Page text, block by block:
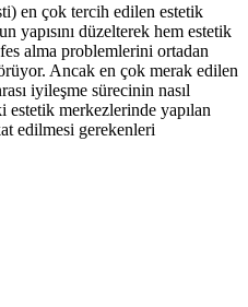
en çok tercih edilen estetik
yapısını düzelterek hem estetik
alma problemlerini ortadan
Ancak en çok merak edilen
iyileşme sürecinin nasıl
estetik merkezlerinde yapılan
edilmesi gerekenleri